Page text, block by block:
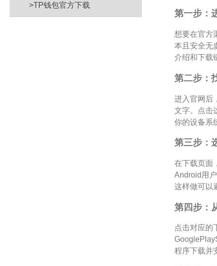
>TP钱包官方下载
第一步：
想要在官方
本且安全无
介绍和下载
第二步：
进入官网后
文字。点击
你的设备系
第三步：
在下载页面
Android用
这样做可以
第四步：
点击对应的
程序下载并